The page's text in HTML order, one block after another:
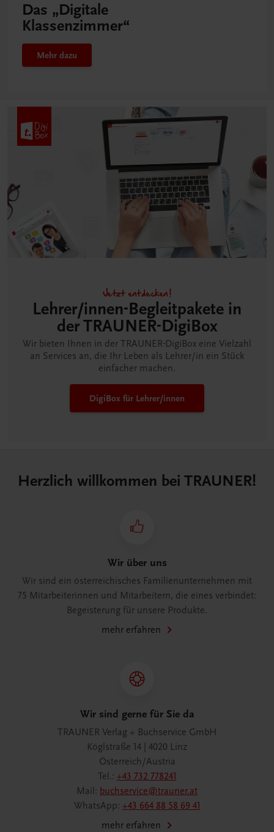
Das „Digitale
Klassenzimmer“
Mehr dazu
Jetzt entdecken!
Lehrer/innen-Begleitpakete in
der TRAUNER-DigiBox
Wir bieten Ihnen in der TRAUNER-DigiBox eine Vielzahl
an Services an, die Ihr Leben als Lehrer/in ein Stück
einfacher machen.
DigiBox für Lehrer/innen
Herzlich willkommen bei TRAUNER!
Wir über uns
Wir sind ein österreichisches Familienunternehmen mit
75 Mitarbeiterinnen und Mitarbeitern, die eines verbindet:
Begeisterung für unsere Produkte.
mehr erfahren
Wir sind gerne für Sie da
TRAUNER Verlag + Buchservice GmbH
Köglstraße 14 | 4020 Linz
Österreich/Austria
Tel.: +43 732 778241
Mail: buchservice@trauner.at
WhatsApp: +43 664 88 58 69 41
mehr erfahren